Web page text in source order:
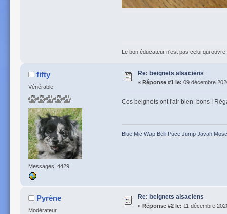
Le bon éducateur n'est pas celui qui
fifty
Vénérable
Messages: 4429
Re: beignets alsaciens
« Réponse #1 le: 09 décembre
Ces beignets ont l'air bien bons !
Blue Mic Wap Belli Puce Jump Javah
Pyrène
Modérateur
Re: beignets alsaciens
« Réponse #2 le: 11 décembre